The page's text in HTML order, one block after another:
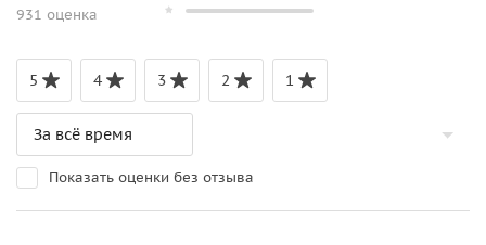
931 оценка
5 4 3 2 1
Показать оценки без отзыва